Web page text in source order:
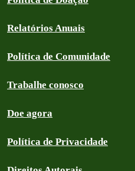
Relatórios Anuais
Política de Comunidade
Trabalhe conosco
Doe agora
Política de Privacidade